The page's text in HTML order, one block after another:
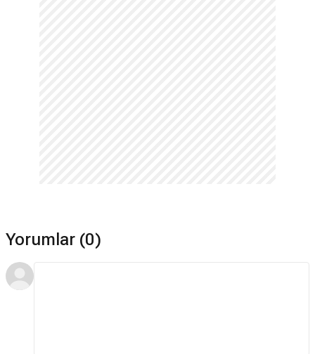
Yorumlar (0)